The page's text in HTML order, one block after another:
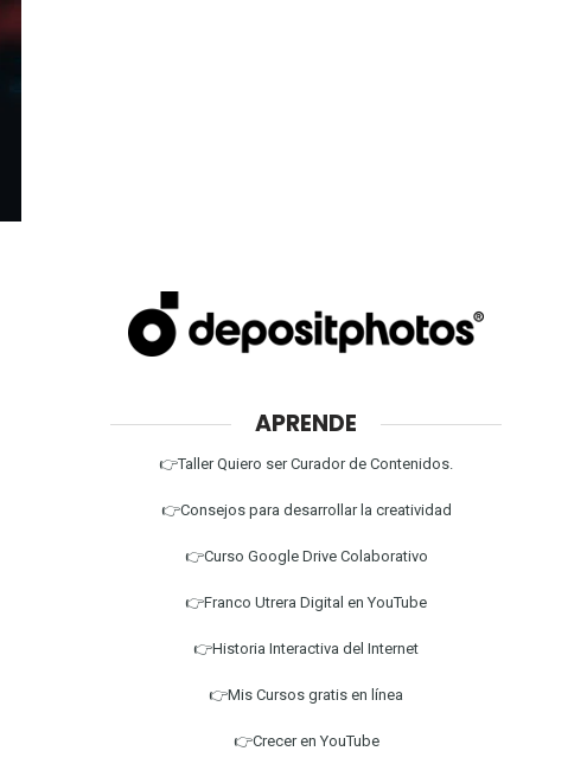
APRENDE
👉Taller Quiero ser Curador de Contenidos.
👉Consejos para desarrollar la creatividad
👉Curso Google Drive Colaborativo
👉Franco Utrera Digital en YouTube
👉Historia Interactiva del Internet
👉Mis Cursos gratis en línea
👉Crecer en YouTube